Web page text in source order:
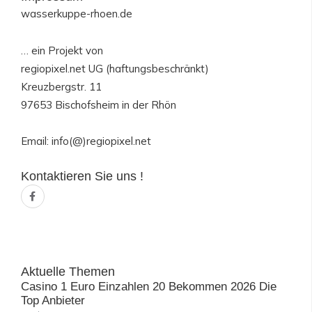
wasserkuppe-rhoen.de
… ein Projekt von
regiopixel.net UG (haftungsbeschränkt)
Kreuzbergstr. 11
97653 Bischofsheim in der Rhön
Email: info(@)regiopixel.net
Kontaktieren Sie uns !
F
a
c
-
f
Aktuelle Themen
Casino 1 Euro Einzahlen 20 Bekommen 2026 Die
Top Anbieter